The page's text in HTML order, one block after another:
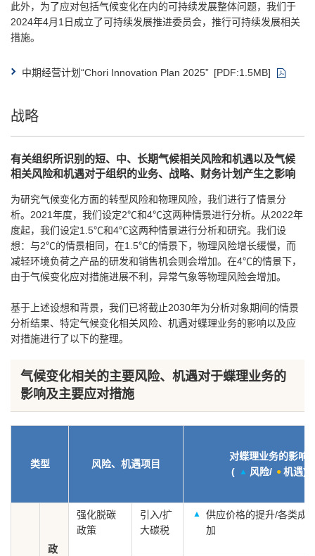
此外，为了应对包括气候变化在内的可持续发展整体问题，我们于
2024年4月1日成立了可持续发展推进委员会，推行可持续发展相关
措施。
中期经营计划“Chori Innovation Plan 2025” [PDF:1.5MB]
战略
有关组织所识别的短、中、长期气候相关风险和机遇以及气候
相关风险和机遇对于组织的业务、战略、财务计划产生之影响
为研究气候变化方面的转型风险和物理风险，我们进行了情景分
析。2021年度，我们设定2℃和4℃这两种情景进行分析。从2022年
度起，我们设定1.5℃和4℃这两种情景进行分析和研究。我们设
想：与2℃的情景相同，在1.5℃的情景下，物理风险增长缓慢，而
减轻环境负荷之产品的研发和销售机会则会增加。在4℃的情景下，
由于气候变化应对措施进展不利，异常气象等物理风险会增加。
基于上述设想和背景，我们已将截止2030年为分析对象期间的情景
分析结果、特定气候变化相关风险、机遇对蝶理业务的影响以及应
对措施进行了以下的整理。
气候变化相关的主要风险、机遇对于蝶理业务的
影响及主要应对措施
类型 风险、机遇项目
对蝶理业务的影响
(
风险/ 机遇)
政
强化脱碳
政策
引入/扩
大碳税
供应价格的提升/各类成
加